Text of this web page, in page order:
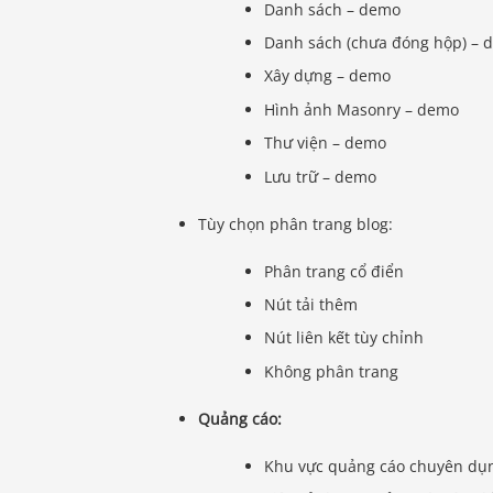
Danh sách – demo
Danh sách (chưa đóng hộp) –
Xây dựng – demo
Hình ảnh Masonry – demo
Thư viện – demo
Lưu trữ – demo
Tùy chọn phân trang blog:
Phân trang cổ điển
Nút tải thêm
Nút liên kết tùy chỉnh
Không phân trang
Quảng cáo:
Khu vực quảng cáo chuyên